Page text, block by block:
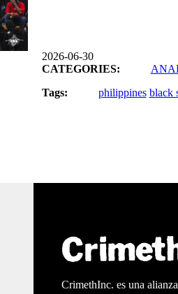
2026-06-30
CATEGORIES:
Tags:
philippines black
CrimethInc. es una